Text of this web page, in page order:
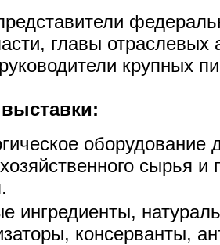
главы
крупных
оборудование
сырья и
ингредиенты,
консерванты,